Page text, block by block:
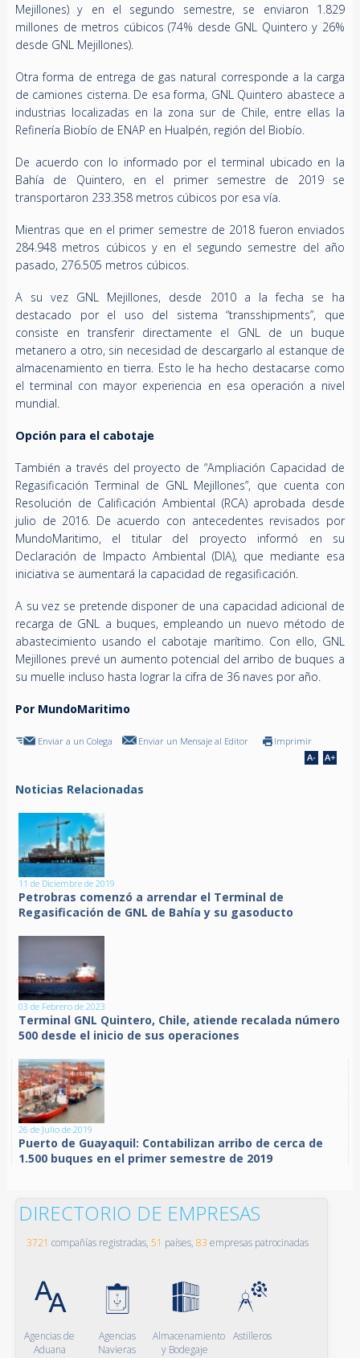
Mejillones) y en el segundo semestre, se enviaron 1.829
millones de metros cúbicos (74% desde GNL Quintero y 26%
desde GNL Mejillones).
Otra forma de entrega de gas natural corresponde a la carga
de camiones cisterna. De esa forma, GNL Quintero abastece a
industrias localizadas en la zona sur de Chile, entre ellas la
Refinería Biobío de ENAP en Hualpén, región del Biobío.
De acuerdo con lo informado por el terminal ubicado en la
Bahía de Quintero, en el primer semestre de 2019 se
transportaron 233.358 metros cúbicos por esa vía.
Mientras que en el primer semestre de 2018 fueron enviados
284.948 metros cúbicos y en el segundo semestre del año
pasado, 276.505 metros cúbicos.
A su vez GNL Mejillones, desde 2010 a la fecha se ha
destacado por el uso del sistema “transshipments”, que
consiste en transferir directamente el GNL de un buque
metanero a otro, sin necesidad de descargarlo al estanque de
almacenamiento en tierra. Esto le ha hecho destacarse como
el terminal con mayor experiencia en esa operación a nivel
mundial.
Opción para el cabotaje
También a través del proyecto de “Ampliación Capacidad de
Regasificación Terminal de GNL Mejillones”, que cuenta con
Resolución de Calificación Ambiental (RCA) aprobada desde
julio de 2016. De acuerdo con antecedentes revisados por
MundoMaritimo, el titular del proyecto informó en su
Declaración de Impacto Ambiental (DIA), que mediante esa
iniciativa se aumentará la capacidad de regasificación.
A su vez se pretende disponer de una capacidad adicional de
recarga de GNL a buques, empleando un nuevo método de
abastecimiento usando el cabotaje marítimo. Con ello, GNL
Mejillones prevé un aumento potencial del arribo de buques a
su muelle incluso hasta lograr la cifra de 36 naves por año.
Por MundoMaritimo
Enviar a un Colega Enviar un Mensaje al Editor Imprimir
Noticias Relacionadas
11 de Diciembre de 2019
Petrobras comenzó a arrendar el Terminal de
Regasificación de GNL de Bahía y su gasoducto
03 de Febrero de 2023
Terminal GNL Quintero, Chile, atiende recalada número
500 desde el inicio de sus operaciones
26 de Julio de 2019
Puerto de Guayaquil: Contabilizan arribo de cerca de
1.500 buques en el primer semestre de 2019
DIRECTORIO DE EMPRESAS
3721 compañías registradas, 51 países, 83 empresas patrocinadas
Agencias de
Aduana
Agencias
Navieras
Almacenamiento
y Bodegaje
Astilleros